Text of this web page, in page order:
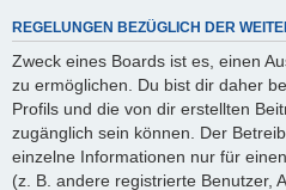
REGELUNGEN BEZÜGLICH DER
Zweck eines Boards ist es, einen
zu ermöglichen. Du bist dir daher
Profils und die von dir erstellten
zugänglich sein können. Der
einzelne Informationen nur für
(z. B. andere registrierte Benutzer,